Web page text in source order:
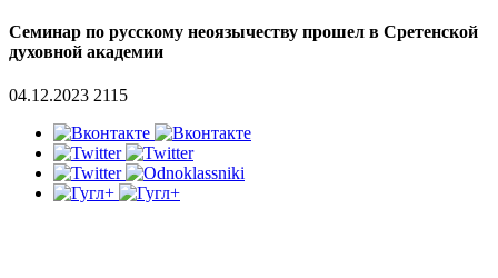
Семинар по русскому неоязычеству прошел в Сретенской
духовной академии
04.12.2023 2115